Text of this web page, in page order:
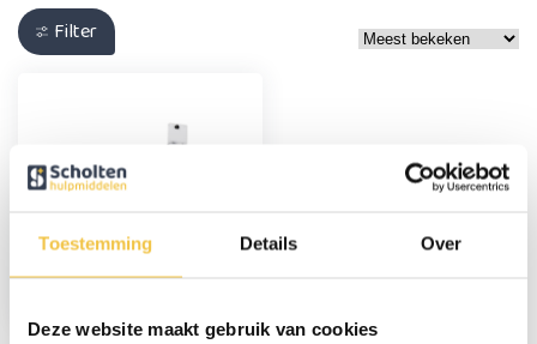
Toestemming Details Over
Deze website maakt gebruik van cookies
Filter
Toiletbeugel
opklapbaar 76 cm met
toiletrolhouder